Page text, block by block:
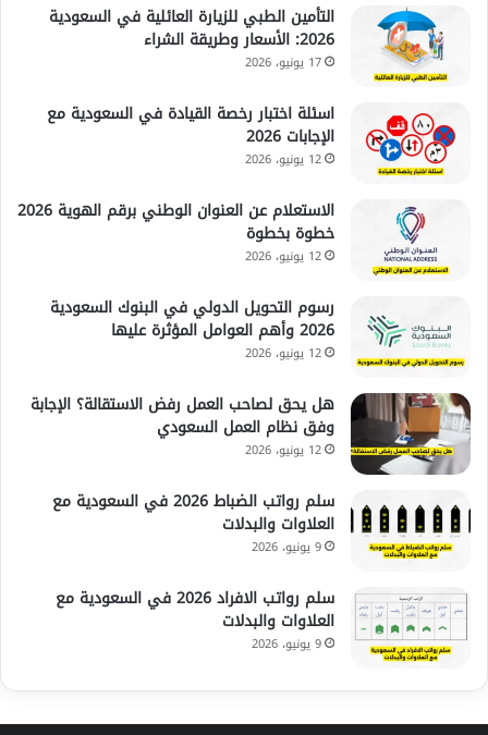
التأمين الطبي للزيارة العائلية في السعودية
2026: الأسعار وطريقة الشراء
17 يونيو، 2026
اسئلة اختبار رخصة القيادة في السعودية مع
الإجابات 2026
12 يونيو، 2026
الاستعلام عن العنوان الوطني برقم الهوية 2026
خطوة بخطوة
12 يونيو، 2026
رسوم التحويل الدولي في البنوك السعودية
2026 وأهم العوامل المؤثرة عليها
12 يونيو، 2026
هل يحق لصاحب العمل رفض الاستقالة؟ الإجابة
وفق نظام العمل السعودي
12 يونيو، 2026
سلم رواتب الضباط 2026 في السعودية مع
العلاوات والبدلات
9 يونيو، 2026
سلم رواتب الافراد 2026 في السعودية مع
العلاوات والبدلات
9 يونيو، 2026